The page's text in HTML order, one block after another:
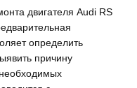
двигателя Audi RS
определить
причину